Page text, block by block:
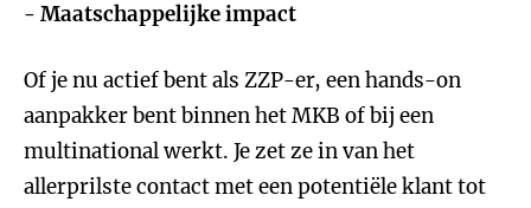
- Maatschappelijke impact
Of je nu actief bent als ZZP-er, een hands-on
aanpakker bent binnen het MKB of bij een
multinational werkt. Je zet ze in van het
allerprilste contact met een potentiële klant tot